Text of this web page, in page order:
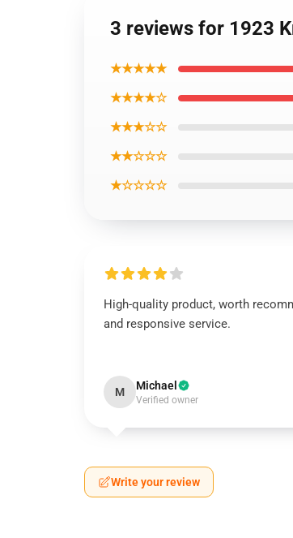
3 reviews for 1923
★★★★★
★★★★☆
★★★☆☆
★★☆☆☆
★☆☆☆☆
High-quality product, worth
and responsive service.
M Michael
Verified owner
Write your review